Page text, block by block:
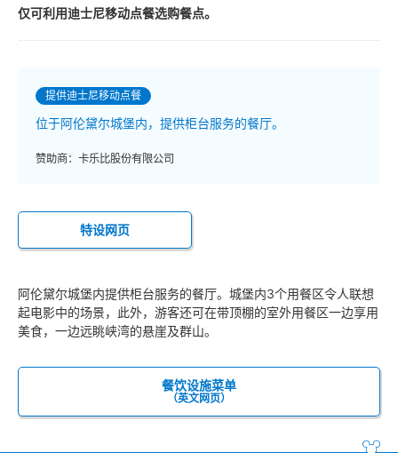
仅可利用迪士尼移动点餐选购餐点。
提供迪士尼移动点餐
位于阿伦黛尔城堡内，提供柜台服务的餐厅。
赞助商：卡乐比股份有限公司
特设网页
阿伦黛尔城堡内提供柜台服务的餐厅。城堡内3个用餐区令人联想
起电影中的场景，此外，游客还可在带顶棚的室外用餐区一边享用
美食，一边远眺峡湾的悬崖及群山。
餐饮设施菜单
（英文网页）